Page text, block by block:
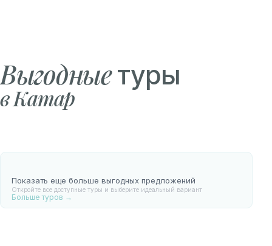
Выгодныетуры
в Катар
Показать еще больше выгодных предложений
Откройте все доступные туры и выберите идеальный вариант
Больше туров →